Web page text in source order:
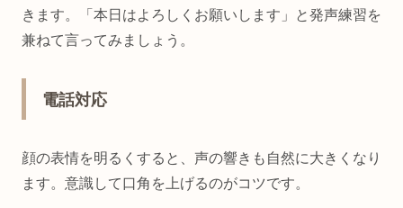
きます。「本日はよろしくお願いします」と発声練習を
兼ねて言ってみましょう。
電話対応
顔の表情を明るくすると、声の響きも自然に大きくなり
ます。意識して口角を上げるのがコツです。